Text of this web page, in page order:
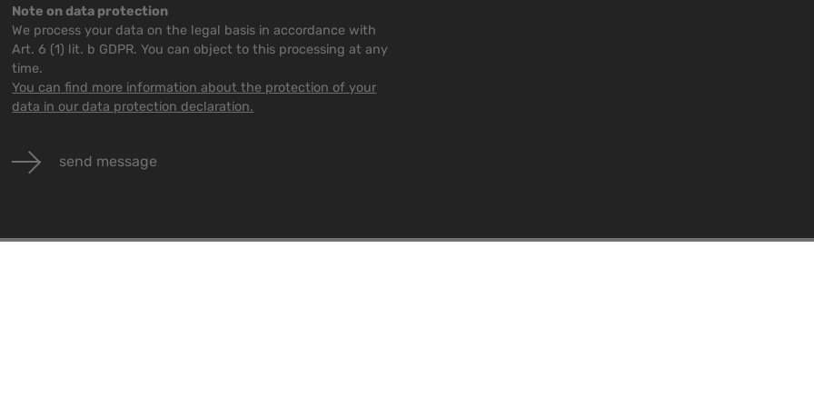
Note on data protection
We process your data on the legal basis in accordance with
Art. 6 (1) lit. b GDPR. You can object to this processing at any
time.
You can find more information about the protection of your
data in our data protection declaration.
send message